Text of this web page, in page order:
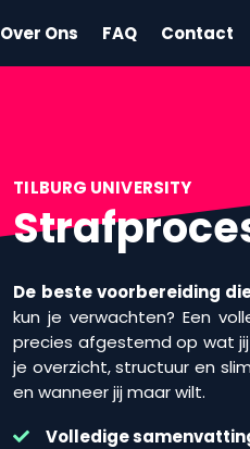
Over Ons FAQ Contact
TILBURG UNIVERSITY
De beste voorbereiding
kun je verwachten? Een
precies afgestemd op wat
je overzicht, structuur en
en wanneer jij maar wilt.
Volledige